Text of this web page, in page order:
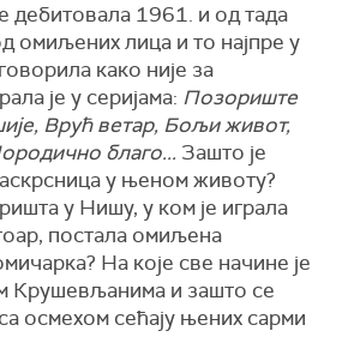
дебитовала 1961. и од тада
омиљених лица и то најпре у
како није за
је у серијама: Позориште
Врућ ветар, Бољи живот,
благо... Зашто је
у њеном животу?
у Нишу, у ком је играла
постала омиљена
На које све начине је
Крушевљанима и зашто се
осмехом сећају њених сарми